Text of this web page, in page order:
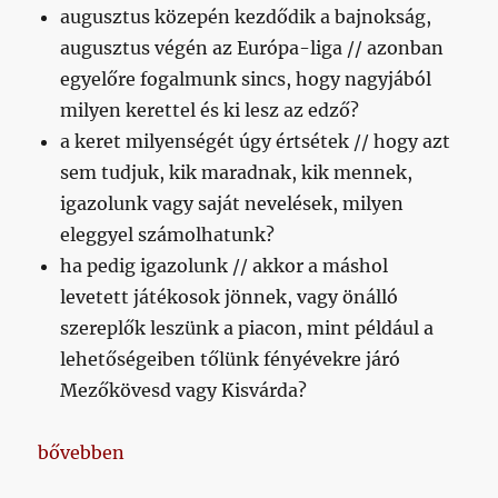
augusztus közepén kezdődik a bajnokság,
augusztus végén az Európa-liga // azonban
egyelőre fogalmunk sincs, hogy nagyjából
milyen kerettel és ki lesz az edző?
a keret milyenségét úgy értsétek // hogy azt
sem tudjuk, kik maradnak, kik mennek,
igazolunk vagy saját nevelések, milyen
eleggyel számolhatunk?
ha pedig igazolunk // akkor a máshol
levetett játékosok jönnek, vagy önálló
szereplők leszünk a piacon, mint például a
lehetőségeiben tőlünk fényévekre járó
Mezőkövesd vagy Kisvárda?
„Lefújták, ötödikek lettünk”
bővebben